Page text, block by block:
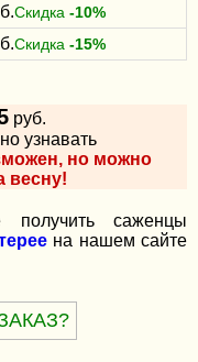
Скидка -10%
Скидка -15%
руб.
узнавать
но можно
весну!
получить саженцы
на нашем сайте